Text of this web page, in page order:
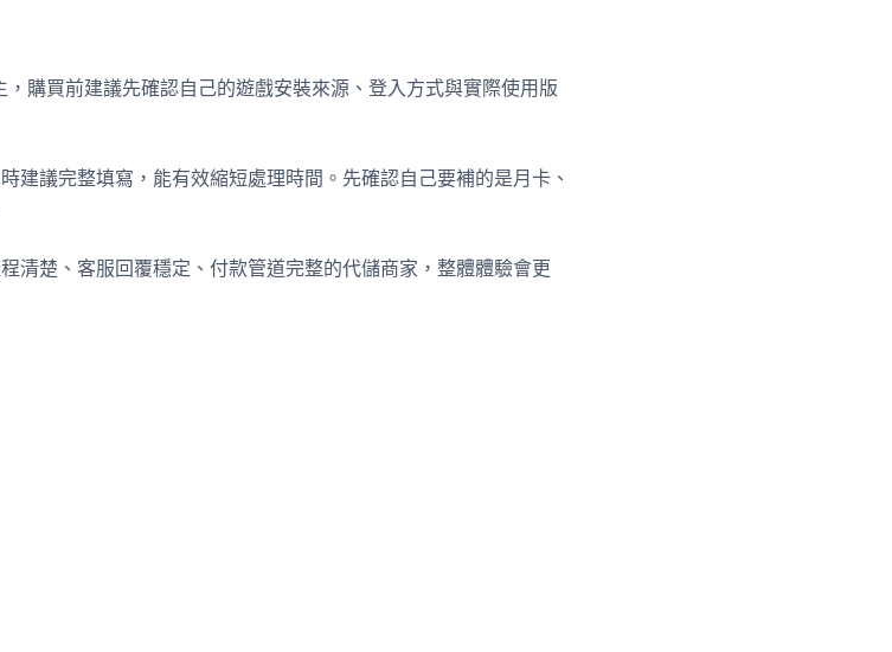
購買前建議先確認自己的遊戲安裝來源、登入方式與實際使用版
建議完整填寫，能有效縮短處理時間。先確認自己要補的是月卡、
清楚、客服回覆穩定、付款管道完整的代儲商家，整體體驗會更